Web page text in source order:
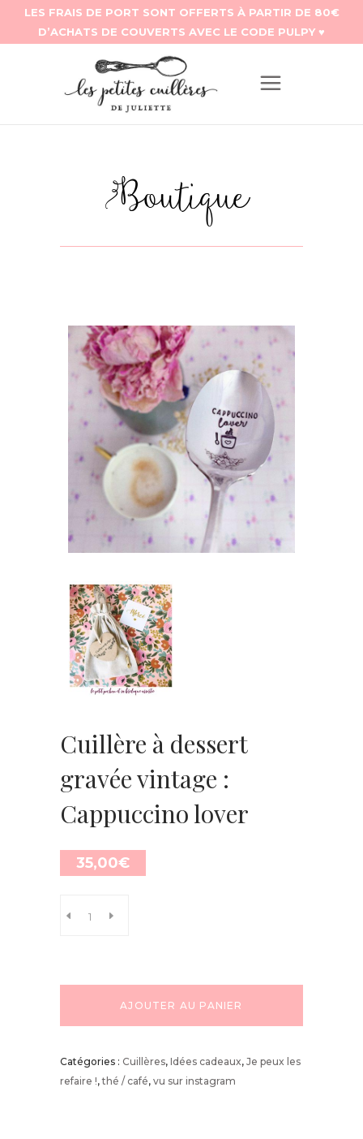
Boutique
Cuillère à dessert
gravée vintage :
Cappuccino lover
35,00€
AJOUTER AU PANIER
Catégories : Cuillères, Idées cadeaux, Je peux les
refaire !,thé / café, vu sur instagram